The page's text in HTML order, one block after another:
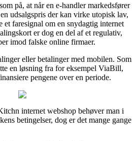
på, at når en e-handler markedsfører
udsalgspris der kan virke utopisk lav,
faresignal om en snydagtig internet
er dog en del af et regulativ,
imod falske online firmaer.
eller betalinger med mobilen. Som
en løsning fra for eksempel ViaBill,
pengene over en periode.
internet webshop behøver man i
betingelser, dog er det mange gange